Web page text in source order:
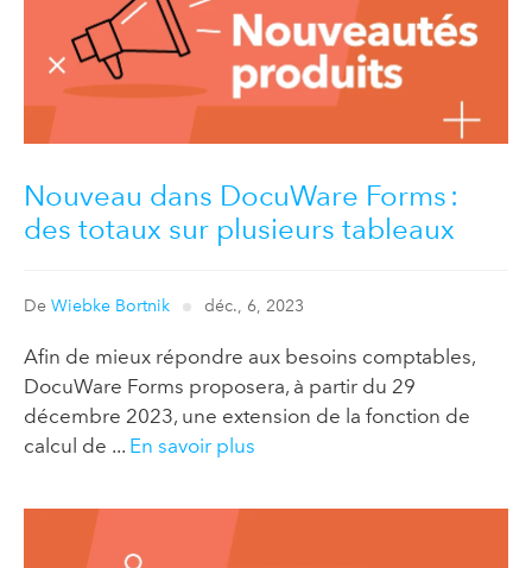
Nouveau dans DocuWare Forms :
des totaux sur plusieurs tableaux
De Wiebke Bortnik déc., 6, 2023
Afin de mieux répondre aux besoins comptables,
DocuWare Forms proposera, à partir du 29
décembre 2023, une extension de la fonction de
calcul de ... En savoir plus